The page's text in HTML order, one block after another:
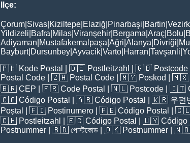
Ilçe:
Çorum Sivas Kiziltepe Elaziğ Pinarbaşi Bartin
Yildizeli Bafra Milas Viranşehir Bergama Araç Bolu
Adiyaman Mustafakemalpaşa Ağri Alanya Divriği
Bayburt| Dursunbey Ayvacik Varto Harran Tavşanli
🇵🇭 Kode Postal | 🇩🇪 Postleitzahl | 🇬🇧 Postcode
Postal Code | 🇿🇦 Postal Code | 🇲🇾 Poskod | 🇲🇽
🇧🇷 CEP | 🇫🇷 Code Postal | 🇳🇱 Postcode | 🇮🇹
🇨🇴 Código Postal | 🇦🇷 Código Postal | 🇰🇷 우편
Poștal
| 🇫🇮 Postinumero | 🇵🇪 Código Postal |
🇨🇭 Postleitzahl | 🇪🇨 Código Postal | 🇺🇾 Código
Postnummer | 🇧🇩 পোস্টকোড | 🇩🇰 Postnummer | 🇳🇴